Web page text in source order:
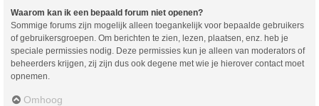
Waarom kan ik een bepaald forum niet openen?
Sommige forums zijn mogelijk alleen toegankelijk voor bepaalde gebruikers
of gebruikersgroepen. Om berichten te zien, lezen, plaatsen, enz. heb je
speciale permissies nodig. Deze permissies kun je alleen van moderators of
beheerders krijgen, zij zijn dus ook degene met wie je hierover contact moet
opnemen.
Omhoog